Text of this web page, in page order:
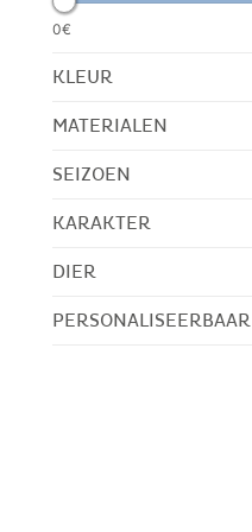
0€
KLEUR
MATERIALEN
SEIZOEN
KARAKTER
DIER
PERSONALISEERBAAR